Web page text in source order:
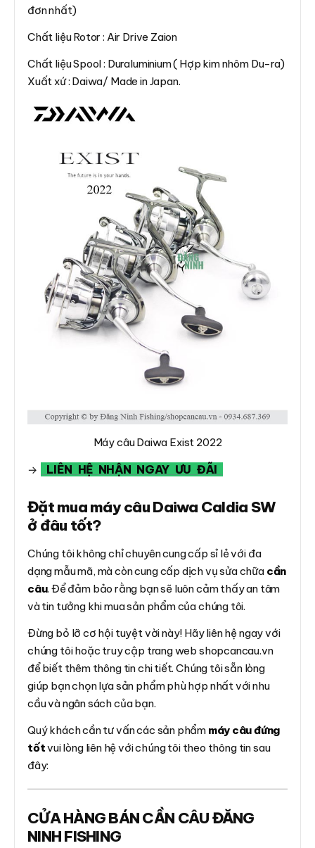
đơn nhất)
Chất liệu Rotor : Air Drive Zaion
Chất liệu Spool : Duraluminium ( Hợp kim nhôm Du-ra)
Xuất xứ : Daiwa/ Made in Japan.
Máy câu Daiwa Exist 2022
→ LIÊN HỆ NHẬN NGAY ƯU ĐÃI
Đặt mua máy câu Daiwa Caldia SW
ở đâu tốt?
Chúng tôi không chỉ chuyên cung cấp sỉ lẻ với đa
dạng mẫu mã, mà còn cung cấp dịch vụ sửa chữa cần
câu. Để đảm bảo rằng bạn sẽ luôn cảm thấy an tâm
và tin tưởng khi mua sản phẩm của chúng tôi.
Đừng bỏ lỡ cơ hội tuyệt vời này! Hãy liên hệ ngay với
chúng tôi hoặc truy cập trang web shopcancau.vn
để biết thêm thông tin chi tiết. Chúng tôi sẵn lòng
giúp bạn chọn lựa sản phẩm phù hợp nhất với nhu
cầu và ngân sách của bạn.
Quý khách cần tư vấn các sản phẩm máy câu đứng
tốtvui lòng liên hệ với chúng tôi theo thông tin sau
đây:
CỬA HÀNG BÁN CẦN CÂU ĐĂNG
NINH FISHING